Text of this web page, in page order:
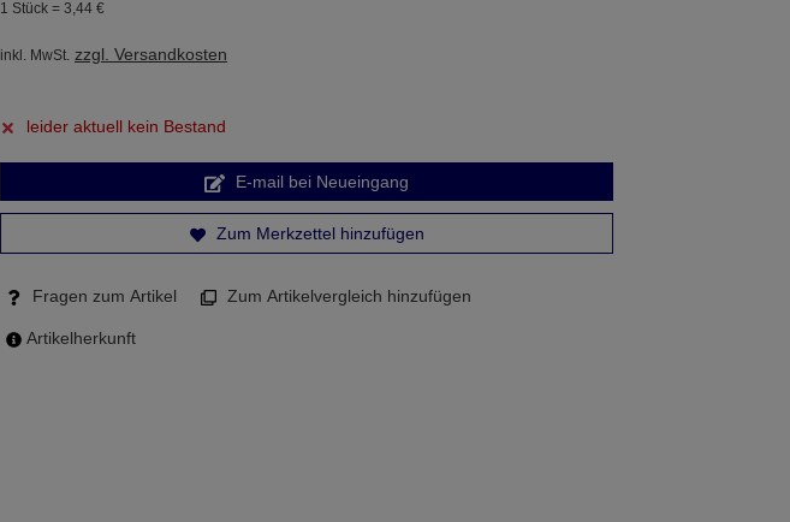
1 Stück = 3, 44 €
inkl. MwSt. zzgl. Versandkosten
leider aktuell kein Bestand
E-mail bei Neueingang
Zum Merkzettel hinzufügen
Fragen zum Artikel Zum Artikelvergleich hinzufügen
Artikelherkunft